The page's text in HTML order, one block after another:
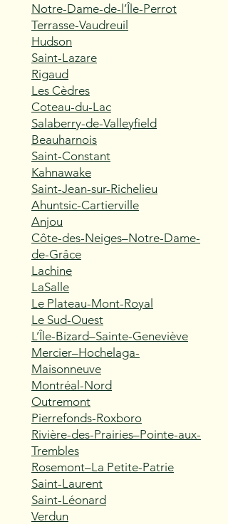
Notre-Dame-de-l’Île-Perrot
Terrasse-Vaudreuil
Hudson
Saint-Lazare
Rigaud
Les Cèdres
Coteau-du-Lac
Salaberry-de-Valleyfield
Beauharnois
Saint-Constant
Kahnawake
Saint-Jean-sur-Richelieu
Ahuntsic-Cartierville
Anjou
Côte-des-Neiges–Notre-Dame-
de-Grâce
Lachine
LaSalle
Le Plateau-Mont-Royal
Le Sud-Ouest
L’Île-Bizard–Sainte-Geneviève
Mercier–Hochelaga-
Maisonneuve
Montréal-Nord
Outremont
Pierrefonds-Roxboro
Rivière-des-Prairies–Pointe-aux-
Trembles
Rosemont–La Petite-Patrie
Saint-Laurent
Saint-Léonard
Verdun